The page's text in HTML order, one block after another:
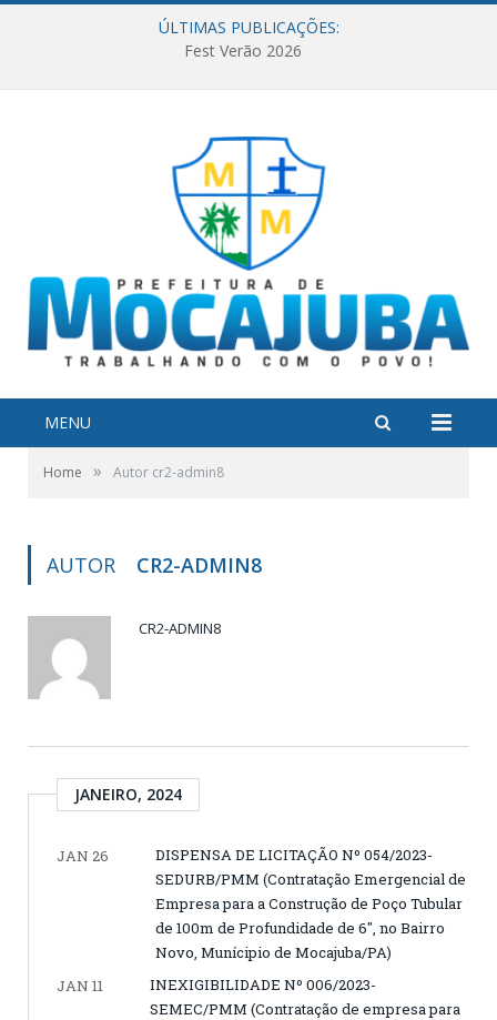
ÚLTIMAS PUBLICAÇÕES:
Fest Verão 2026
MENU
Home » Autor cr2-admin8
AUTOR CR2-ADMIN8
CR2-ADMIN8
JANEIRO, 2024
JAN 26
DISPENSA DE LICITAÇÃO Nº 054/2023-
SEDURB/PMM (Contratação Emergencial de
Empresa para a Construção de Poço Tubular
de 100m de Profundidade de 6″, no Bairro
Novo, Munícipio de Mocajuba/PA)
JAN 11
INEXIGIBILIDADE Nº 006/2023-
SEMEC/PMM (Contratação de empresa para